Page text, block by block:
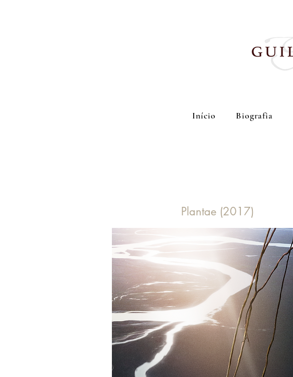
Início Biografia
Plantae (2017)